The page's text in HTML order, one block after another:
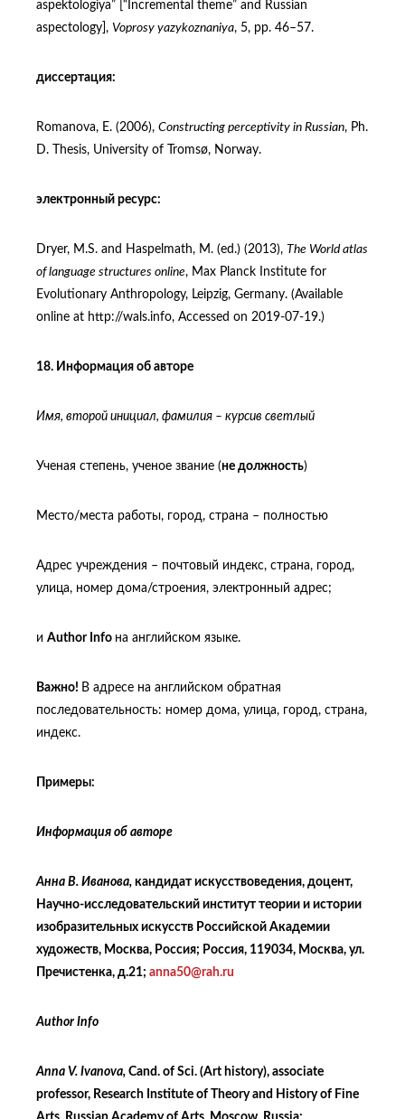
aspektologiya” [“Incremental theme” and Russian
aspectology], Voprosy yazykoznaniya, 5, pp. 46–57.
диссертация:
Romanova, E. (2006), Constructing perceptivity in Russian, Ph.
D. Thesis, University of Tromsø, Norway.
электронный ресурс:
Dryer, M.S. and Haspelmath, M. (ed.) (2013), The World atlas
of language structures online, Max Planck Institute for
Evolutionary Anthropology, Leipzig, Germany. (Available
online at http://wals.info, Accessed on 2019-07-19.)
18. Информация об авторе
Имя, второй инициал, фамилия – курсив светлый
Ученая степень, ученое звание (не должность)
Место/места работы, город, страна – полностью
Адрес учреждения – почтовый индекс, страна, город,
улица, номер дома/строения, электронный адрес;
и Author Info на английском языке.
Важно! В адресе на английском обратная
последовательность: номер дома, улица, город, страна,
индекс.
Примеры:
Информация об авторе
Анна В. Иванова, кандидат искусствоведения, доцент,
Научно-исследовательский институт теории и истории
изобразительных искусств Российской Академии
художеств, Москва, Россия; Россия, 119034, Москва, ул.
Пречистенка, д.21; anna50@rah.ru
Author Info
Anna V. Ivanova, Cand. of Sci. (Art history), associate
professor, Research Institute of Theory and History of Fine